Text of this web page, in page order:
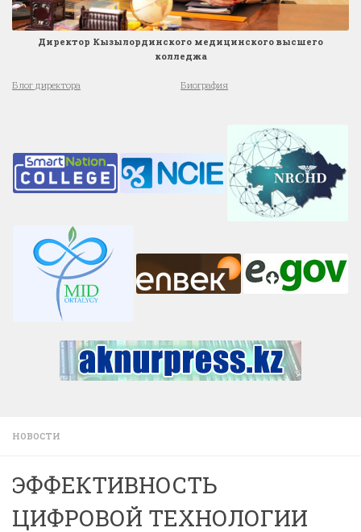
НОВОСТИ
ЭФФЕКТИВНОСТЬ
ЦИФРОВОЙ ТЕХНОЛОГИИ
Директор Кызылординского медицинского высшего
колледжа
Блог директора Биография